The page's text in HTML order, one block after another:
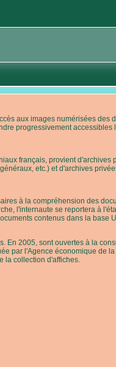
aux images numérisées des
progressivement
français, provient d'archives
etc.) et d'archives
à la compréhension des
l'internaute se reportera à
contenus dans la base
En 2005, sont ouvertes à la
par l'Agence économique de
la collection d'affiches.